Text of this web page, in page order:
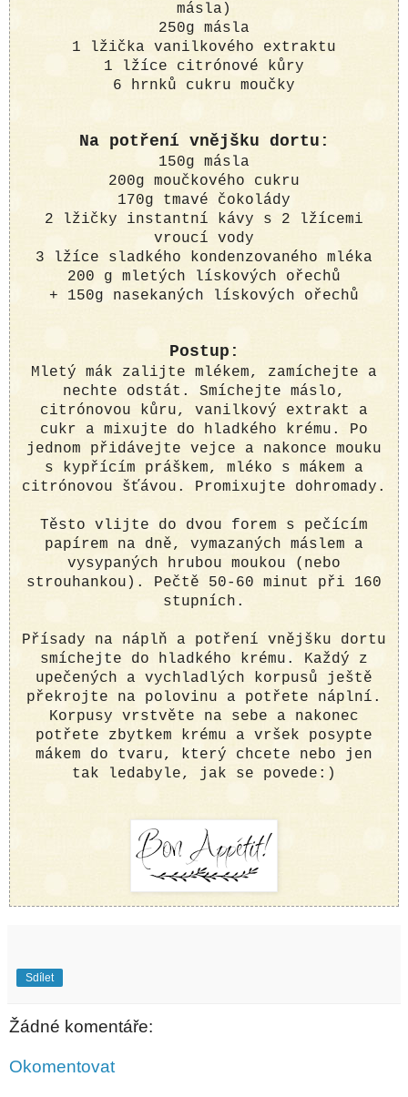
másla)
250g másla
1 lžička vanilkového extraktu
1 lžíce citrónové kůry
6 hrnků cukru moučky
Na potření vnějšku dortu:
150g másla
200g moučkového cukru
170g tmavé čokolády
2 lžičky instantní kávy s 2 lžícemi
vroucí vody
3 lžíce sladkého kondenzovaného mléka
200 g mletých lískových ořechů
+ 150g nasekaných lískových ořechů
Postup:
Mletý mák zalijte mlékem, zamíchejte a
nechte odstát. Smíchejte máslo,
citrónovou kůru, vanilkový extrakt a
cukr a mixujte do hladkého krému. Po
jednom přidávejte vejce a nakonce mouku
s kypřícím práškem, mléko s mákem a
citrónovou šťávou. Promixujte dohromady.
Těsto vlijte do dvou forem s pečícím
papírem na dně, vymazaných máslem a
vysypaných hrubou moukou (nebo
strouhankou). Pečtě 50-60 minut při 160
stupních.
Přísady na náplň a potření vnějšku dortu
smíchejte do hladkého krému. Každý z
upečených a vychladlých korpusů ještě
překrojte na polovinu a potřete náplní.
Korpusy vrstvěte na sebe a nakonec
potřete zbytkem krému a vršek posypte
mákem do tvaru, který chcete nebo jen
tak ledabyle, jak se povede:)
Sdílet
Žádné komentáře:
Okomentovat